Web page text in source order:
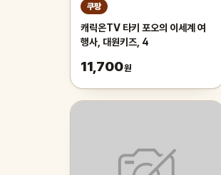
쿠팡
캐릭온TV 타키 포오의 이세계 여
행사, 대원키즈, 4
11,700원